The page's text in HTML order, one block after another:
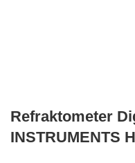
Refraktometer
INSTRUMENTS